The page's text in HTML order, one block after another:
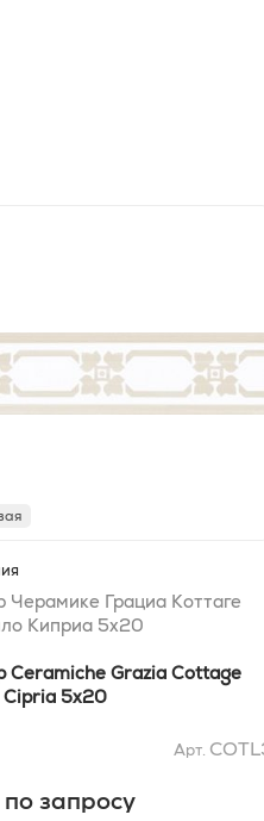
Черамике Грациа Коттаге
Киприа 5x20
Ceramiche Grazia Cottage
Cipria 5x20
Арт.
запросу